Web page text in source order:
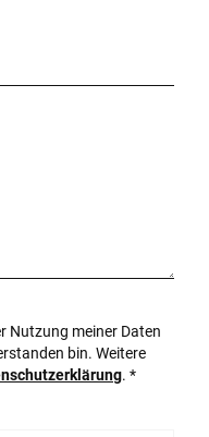
Nutzung meiner Daten
bin. Weitere
. *